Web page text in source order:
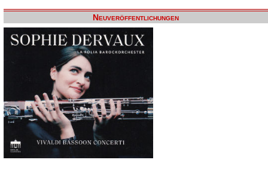
Neuveröffentlichungen